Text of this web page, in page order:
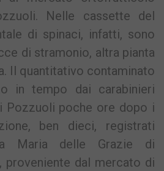
Nelle cassette del
di spinaci, infatti, sono
di stramonio, altra pianta
Il quantitativo contaminato
in tempo dai carabinieri
Pozzuoli poche ore dopo i
ben dieci, registrati
Maria delle Grazie di
proveniente dal mercato di